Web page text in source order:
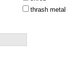
thrash metal